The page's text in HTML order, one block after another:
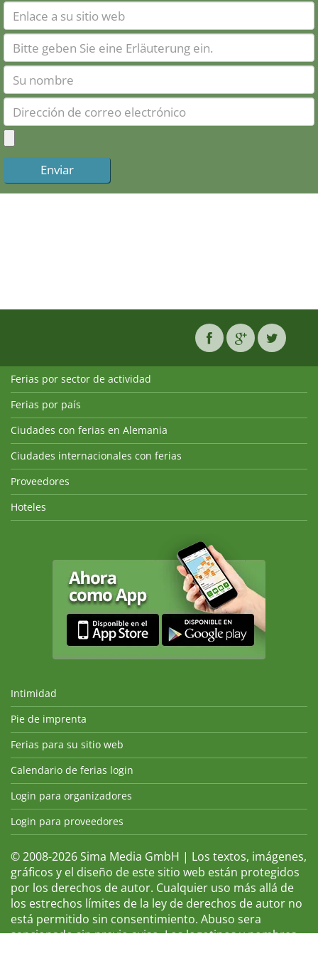
Ferias por sector de actividad
Ferias por país
Ciudades con ferias en Alemania
Ciudades internacionales con ferias
Proveedores
Hoteles
Intimidad
Pie de imprenta
Ferias para su sitio web
Calendario de ferias login
Login para organizadores
Login para proveedores
© 2008-2026 Sima Media GmbH | Los textos, imágenes,
gráficos y el diseño de este sitio web están protegidos
por los derechos de autor. Cualquier uso más allá de
los estrechos límites de la ley de derechos de autor no
está permitido sin consentimiento. Abuso sera
sancionado sin previo aviso. Los logotipos y nombres